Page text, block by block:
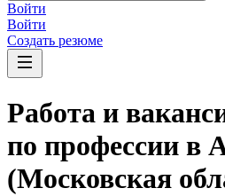
Войти
Войти
Создать резюме
Работа и
по профессии в
(Московская